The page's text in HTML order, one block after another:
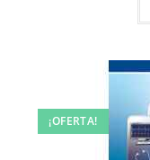
¡OFERTA!